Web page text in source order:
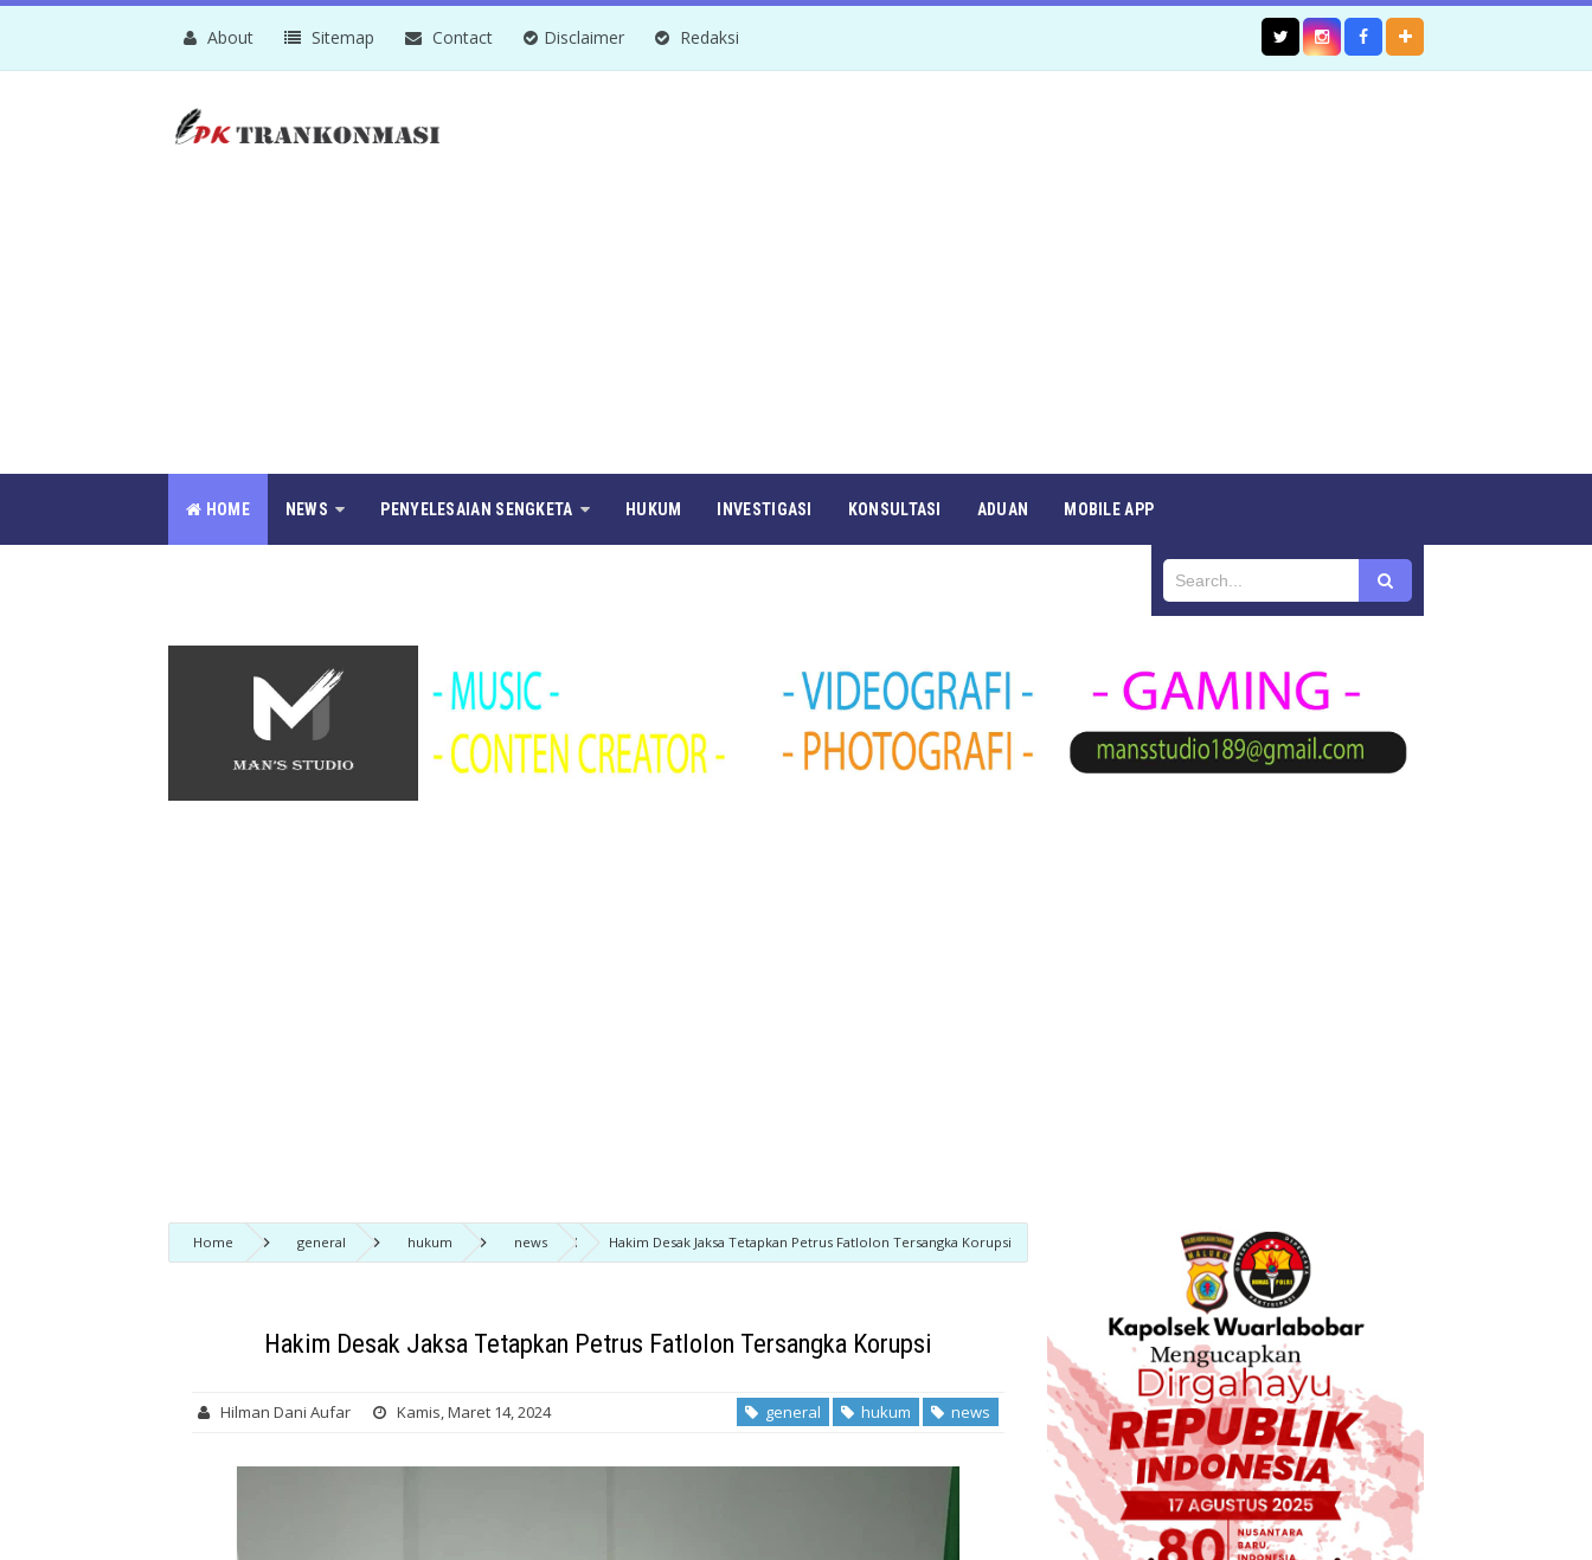
About Sitemap Contact Disclaimer Redaksi
HOME NEWS PENYELESAIAN SENGKETA HUKUM INVESTIGASI KONSULTASI ADUAN MOBILE APP
Home general hukum news Hakim Desak Jaksa Tetapkan Petrus Fatlolon Tersangka Korupsi
Hakim Desak Jaksa Tetapkan Petrus Fatlolon Tersangka Korupsi
Hilman Dani Aufar Kamis, Maret 14, 2024 general hukum news